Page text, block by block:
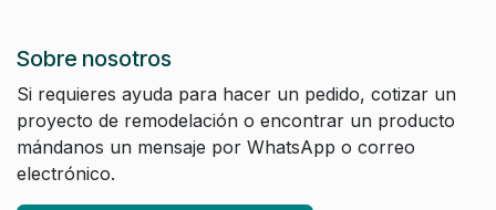
Sobre nosotros
Si requieres ayuda para hacer un pedido, cotizar un
proyecto de remodelación o encontrar un producto
mándanos un mensaje por WhatsApp o correo
electrónico.